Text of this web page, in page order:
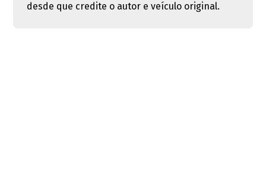
desde que credite o autor e veículo original.